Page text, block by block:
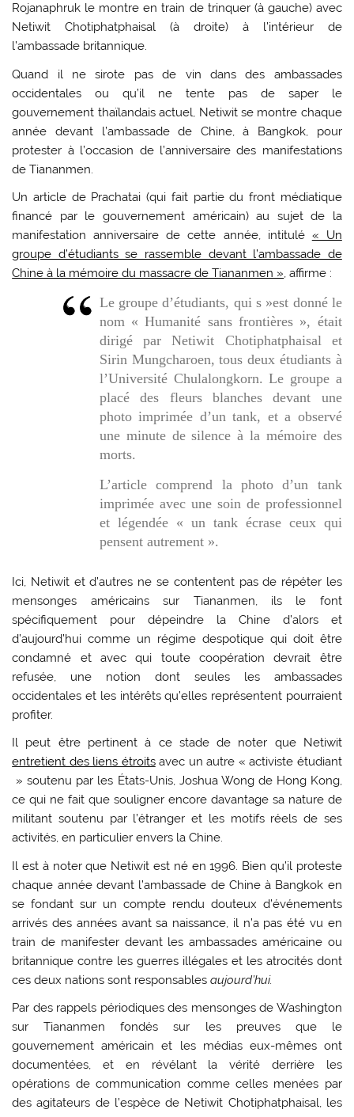
Rojanaphruk le montre en train de trinquer (à gauche) avec
Netiwit Chotiphatphaisal (à droite) à l’intérieur de
l’ambassade britannique.
Quand il ne sirote pas de vin dans des ambassades
occidentales ou qu’il ne tente pas de saper le
gouvernement thaïlandais actuel, Netiwit se montre chaque
année devant l’ambassade de Chine, à Bangkok, pour
protester à l’occasion de l’anniversaire des manifestations
de Tiananmen.
Un article de Prachatai (qui fait partie du front médiatique
financé par le gouvernement américain) au sujet de la
manifestation anniversaire de cette année, intitulé « Un
groupe d’étudiants se rassemble devant l’ambassade de
Chine à la mémoire du massacre de Tiananmen », affirme :
Le groupe d’étudiants, qui s »est donné le
nom « Humanité sans frontières », était
dirigé par Netiwit Chotiphatphaisal et
Sirin Mungcharoen, tous deux étudiants à
l’Université Chulalongkorn. Le groupe a
placé des fleurs blanches devant une
photo imprimée d’un tank, et a observé
une minute de silence à la mémoire des
morts.
L’article comprend la photo d’un tank
imprimée avec une soin de professionnel
et légendée « un tank écrase ceux qui
pensent autrement ».
Ici, Netiwit et d’autres ne se contentent pas de répéter les
mensonges américains sur Tiananmen, ils le font
spécifiquement pour dépeindre la Chine d’alors et
d’aujourd’hui comme un régime despotique qui doit être
condamné et avec qui toute coopération devrait être
refusée, une notion dont seules les ambassades
occidentales et les intérêts qu’elles représentent pourraient
profiter.
Il peut être pertinent à ce stade de noter que Netiwit
entretient des liens étroitsavec un autre « activiste étudiant
» soutenu par les États-Unis, Joshua Wong de Hong Kong,
ce qui ne fait que souligner encore davantage sa nature de
militant soutenu par l’étranger et les motifs réels de ses
activités, en particulier envers la Chine.
Il est à noter que Netiwit est né en 1996. Bien qu’il proteste
chaque année devant l’ambassade de Chine à Bangkok en
se fondant sur un compte rendu douteux d’événements
arrivés des années avant sa naissance, il n’a pas été vu en
train de manifester devant les ambassades américaine ou
britannique contre les guerres illégales et les atrocités dont
ces deux nations sont responsablesaujourd’hui.
Par des rappels périodiques des mensonges de Washington
sur Tiananmen fondés sur les preuves que le
gouvernement américain et les médias eux-mêmes ont
documentées, et en révélant la vérité derrière les
opérations de communication comme celles menées par
des agitateurs de l’espèce de Netiwit Chotiphatphaisal, les